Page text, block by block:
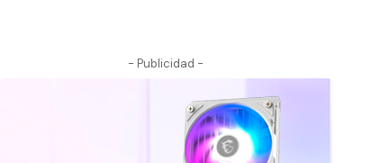
- Publicidad -